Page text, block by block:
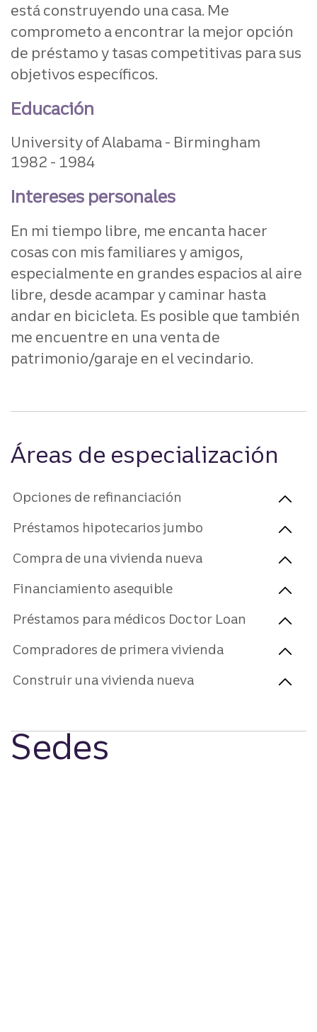
está construyendo una casa. Me
comprometo a encontrar la mejor opción
de préstamo y tasas competitivas para sus
objetivos específicos.
Educación
University of Alabama - Birmingham
1982
1984
Intereses personales
En mi tiempo libre, me encanta hacer
cosas con mis familiares y amigos,
especialmente en grandes espacios al aire
libre, desde acampar y caminar hasta
andar en bicicleta. Es posible que también
me encuentre en una venta de
patrimonio/garaje en el vecindario.
Áreas de especialización
Opciones de refinanciación
Préstamos hipotecarios jumbo
Compra de una vivienda nueva
Financiamiento asequible
Préstamos para médicos Doctor Loan
Compradores de primera vivienda
Construir una vivienda nueva
Sedes